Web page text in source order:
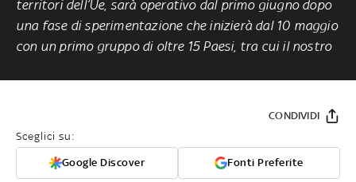
territori dell’Ue, sarà operativo dal primo giugno dopo
una fase di sperimentazione che inizierà dal 10 maggio
con un primo gruppo di oltre 15 Paesi, tra cui il nostro
Sceglici su:
Google Discover Fonti Preferite
CONDIVIDI